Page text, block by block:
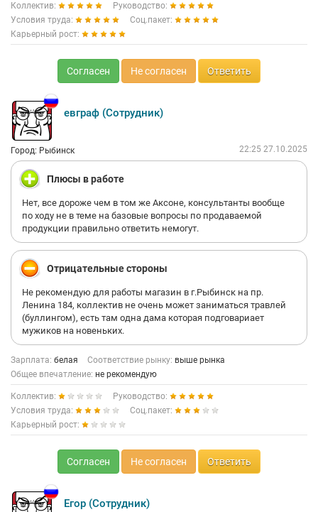
Коллектив:
Руководство:
Условия труда:
Соц.пакет:
Карьерный рост:
Согласен Не согласен Ответить
евграф (Сотрудник)
Город: Рыбинск 22:25 27.10.2025
Плюсы в работе
Нет, все дороже чем в том же Аксоне, консультанты вообще
по ходу не в теме на базовые вопросы по продаваемой
продукции правильно ответить немогут.
Отрицательные стороны
Не рекомендую для работы магазин в г.Рыбинск на пр.
Ленина 184, коллектив не очень может заниматься травлей
(буллингом), есть там одна дама которая подговариает
мужиков на новеньких.
Зарплата: белая Соответствие рынку: выше рынка
Общее впечатление: не рекомендую
Коллектив:
Руководство:
Условия труда:
Соц.пакет:
Карьерный рост:
Согласен Не согласен Ответить
Егор (Сотрудник)